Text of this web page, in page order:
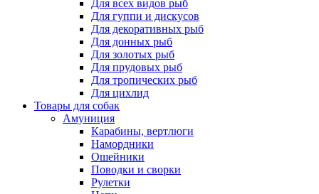
Для всех видов рыб
Для гуппи и дискусов
Для декоративных рыб
Для донных рыб
Для золотых рыб
Для прудовых рыб
Для тропических рыб
Для цихлид
Товары для собак
Амуниция
Карабины, вертлюги
Намордники
Ошейники
Поводки и сворки
Рулетки